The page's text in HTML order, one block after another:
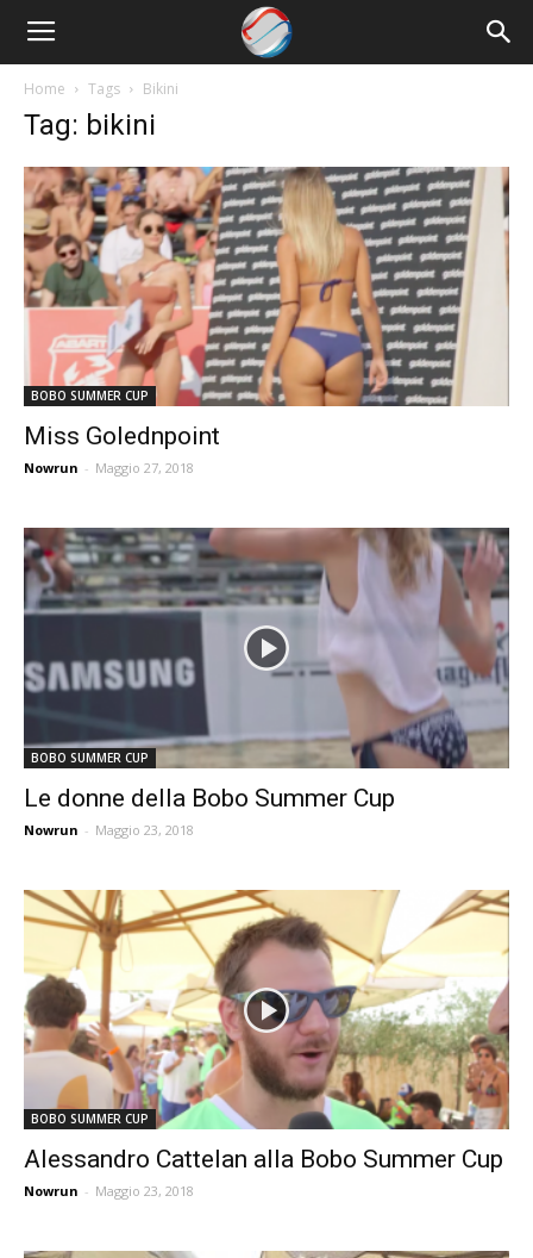
Nowrun
Home Tags Bikini
Tag: bikini
BOBO SUMMER CUP
Miss Golednpoint
Nowrun - Maggio 27, 2018
BOBO SUMMER CUP
Le donne della Bobo Summer Cup
Nowrun - Maggio 23, 2018
BOBO SUMMER CUP
Alessandro Cattelan alla Bobo Summer Cup
Nowrun - Maggio 23, 2018